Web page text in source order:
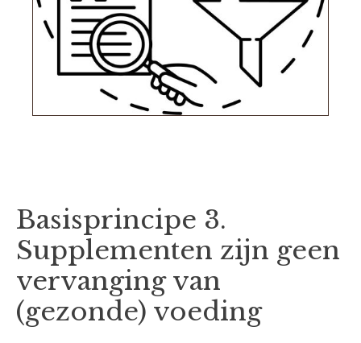
Basisprincipe 3.
Supplementen zijn geen
vervanging van
(gezonde) voeding